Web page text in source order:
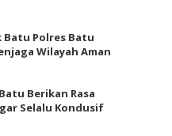
Batu Polres Batu
Wilayah Aman
Berikan Rasa
Selalu Kondusif